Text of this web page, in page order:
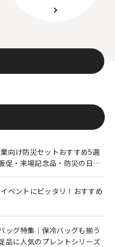
業向け防災セットおすすめ5選
促・来場記念品・防災の日に
ベントにピッタリ！おすすめ
ッグ特集｜保冷バッグも揃う
品に人気のプレントシリーズ